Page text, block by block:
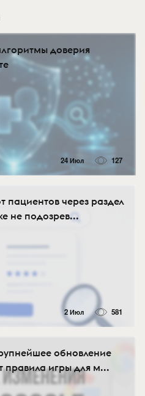
доверия
24 Июл 127
пациентов через раздел
не подозрев...
2 Июл 581
обновление
правила игры для м...